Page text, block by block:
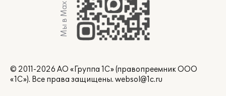
Мы в Max
© 2011-2026 АО «Группа 1С» (правопреемник ООО
«1С»). Все права защищены. websol@1c.ru